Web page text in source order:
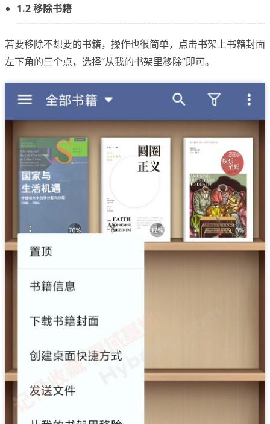
1.2 移除书籍
若要移除不想要的书籍，操作也很简单，点击书架上书籍封面
左下角的三个点，选择“从我的书架里移除”即可。